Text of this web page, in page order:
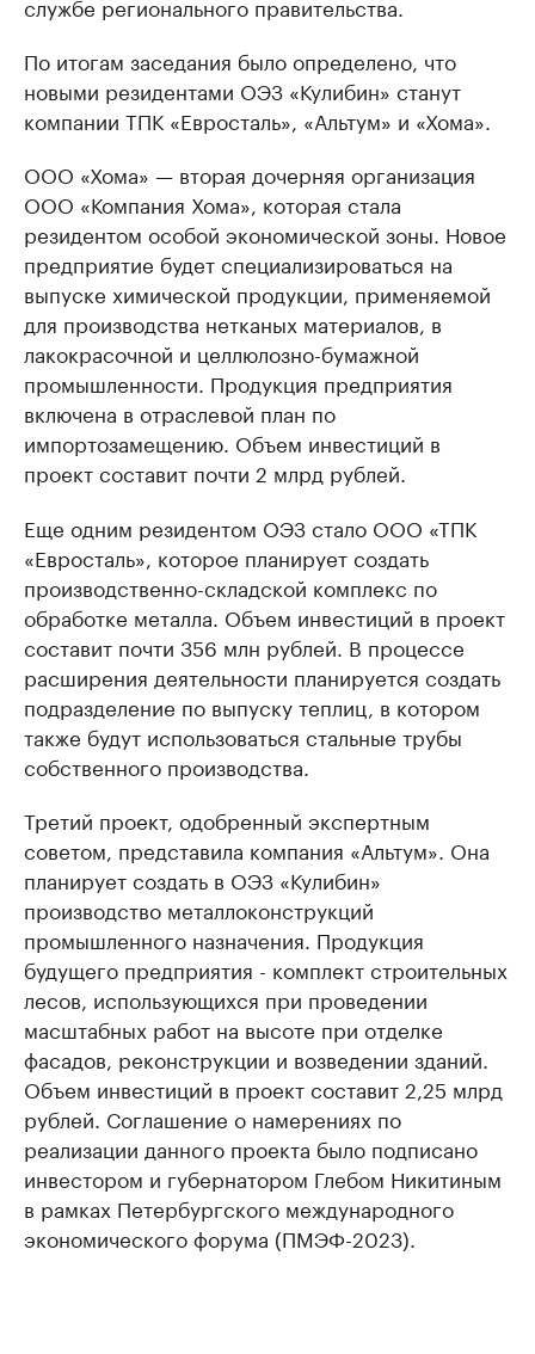
службе регионального правительства.
По итогам заседания было определено, что
новыми резидентами ОЭЗ «Кулибин» станут
компании ТПК «Евросталь», «Альтум» и «Хома».
ООО «Хома» — вторая дочерняя организация
ООО «Компания Хома», которая стала
резидентом особой экономической зоны. Новое
предприятие будет специализироваться на
выпуске химической продукции, применяемой
для производства нетканых материалов, в
лакокрасочной и целлюлозно-бумажной
промышленности. Продукция предприятия
включена в отраслевой план по
импортозамещению. Объем инвестиций в
проект составит почти 2 млрд рублей.
Еще одним резидентом ОЭЗ стало ООО «ТПК
«Евросталь», которое планирует создать
производственно-складской комплекс по
обработке металла. Объем инвестиций в проект
составит почти 356 млн рублей. В процессе
расширения деятельности планируется создать
подразделение по выпуску теплиц, в котором
также будут использоваться стальные трубы
собственного производства.
Третий проект, одобренный экспертным
советом, представила компания «Альтум». Она
планирует создать в ОЭЗ «Кулибин»
производство металлоконструкций
промышленного назначения. Продукция
будущего предприятия - комплект строительных
лесов, использующихся при проведении
масштабных работ на высоте при отделке
фасадов, реконструкции и возведении зданий.
Объем инвестиций в проект составит 2,25 млрд
рублей. Соглашение о намерениях по
реализации данного проекта было подписано
инвестором и губернатором Глебом Никитиным
в рамках Петербургского международного
экономического форума (ПМЭФ-2023).